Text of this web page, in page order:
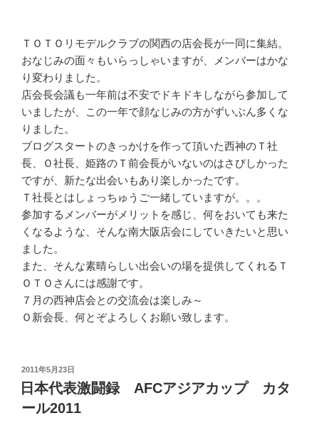
ＴＯＴＯリモデルクラブの関西の店会長が一同に集結。
おなじみの面々もいらっしゃいますが、メンバーはかな
り変わりました。
店会長会議も一年前は不安でドキドキしながら参加して
いましたが、この一年で顔なじみの方がずいぶん多くな
りました。
ブログスタートのきっかけを作って頂いた西神のＴ社
長、Ｏ社長、姫路のＴ前会長がいないのはさびしかった
ですが、新たな出会いもあり楽しかったです。
Ｔ社長とはしょっちゅうご一緒していますが。。。
参加するメンバーがメリットを感じ、何をおいても来た
くなるような、そんな南大阪店会にしていきたいと思い
ました。
また、そんな素晴らしい出会いの場を提供してくれるＴ
ＯＴＯさんには感謝です。
７月の西神店会との交流会は楽しみ～
Ｏ新会長、何とぞよろしくお願い致します。
投
稿
日:
2011年5月23日
日本代表激闘録 AFCアジアカップ カタ
ール2011